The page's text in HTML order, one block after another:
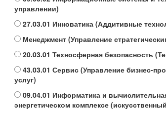
управлении)
27.03.01 Инноватика (Аддитивные
Менеджмент (Управление
20.03.01 Техносферная безопасность
43.03.01 Сервис (Управление бизнес-
услуг)
09.04.01 Информатика и
энергетическом комплексе